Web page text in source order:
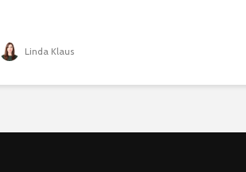
Linda Klaus